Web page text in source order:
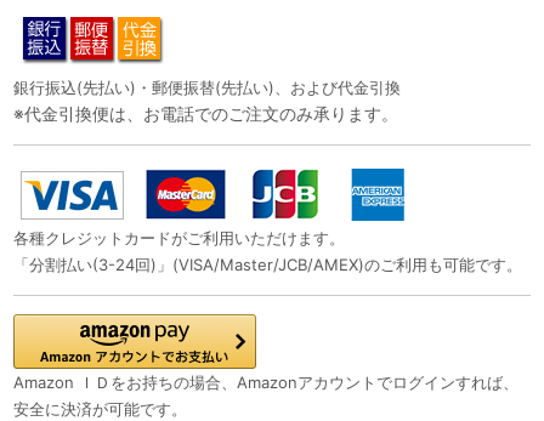
銀行振込(先払い)・郵便振替(先払い)、および代金引換
※代金引換便は、お電話でのご注文のみ承ります。
各種クレジットカードがご利用いただけます。
「分割払い(3-24回)」(VISA/Master/JCB/AMEX)のご利用も可能です。
Amazon ＩＤをお持ちの場合、Amazonアカウントでログインすれば、
安全に決済が可能です。